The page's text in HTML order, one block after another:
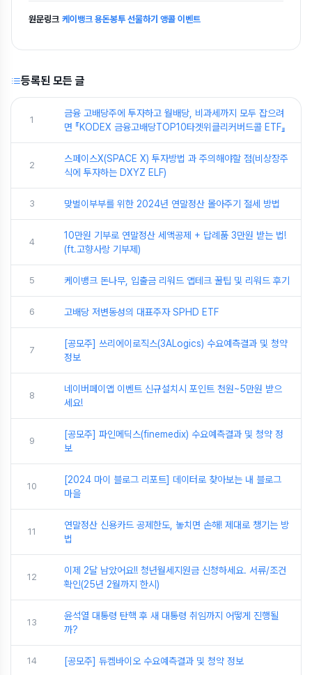
원문링크 케이뱅크 용돈봉투 선물하기 앵콜 이벤트
등록된 모든 글
1
금융 고배당주에 투자하고 월배당, 비과세까지 모두 잡으려
면 『KODEX 금융고배당TOP10타겟위클리커버드콜 ETF』
2
스페이스X(SPACE X) 투자방법 과 주의해야할 점(비상장주
식에 투자하는 DXYZ ELF)
3 맞벌이부부를 위한 2024년 연말정산 몰아주기 절세 방법
4
10만원 기부로 연말정산 세액공제 + 답례품 3만원 받는 법!
(ft.고향사랑 기부제)
5 케이뱅크 돈나무, 입출금 리워드 앱테크 꿀팁 및 리워드 후기
6 고배당 저변동성의 대표주자 SPHD ETF
7
[공모주] 쓰리에이로직스(3ALogics) 수요예측결과 및 청약
정보
8
네이버페이앱 이벤트 신규설치시 포인트 천원~5만원 받으
세요!
9
[공모주] 파인메딕스(finemedix) 수요예측결과 및 청약 정
보
10
[2024 마이 블로그 리포트] 데이터로 찾아보는 내 블로그
마을
11
연말정산 신용카드 공제한도, 놓치면 손해! 제대로 챙기는 방
법
12
이제 2달 남았어요!! 청년월세지원금 신청하세요. 서류/조건
확인(25년 2월까지 한시)
13
윤석열 대통령 탄핵 후 새 대통령 취임까지 어떻게 진행될
까?
14 [공모주] 듀켐바이오 수요예측결과 및 청약 정보